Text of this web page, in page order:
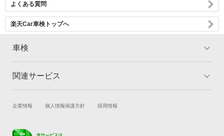
よくある質問
楽天Car車検トップへ
車検
トップ
車検の基礎知識 キャンペーン一覧
関連サービス
試乗・商談 新車購入
企業情報 個人情報保護方針 採用情報